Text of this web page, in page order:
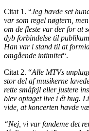
Citat 1. “Jeg havde set
var som regel nøgtern,
om de fleste var der for at
dyb forbindelse til
Han var i stand til at
omgående intimitet“.
Citat 2. “Alle MTVs
stor del af musikerne
rette småfejl eller justere
blev optaget live i ét hug.
vide, at koncerten havde
“Nej, vi var fandeme det